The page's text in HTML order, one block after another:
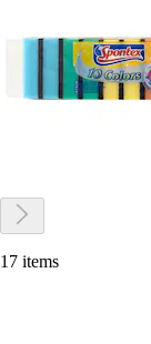
17 items